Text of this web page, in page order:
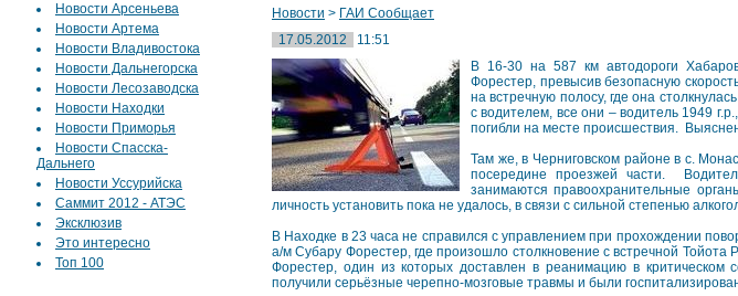
Новости Арсеньева
Новости Артема
Новости Владивостока
Новости Дальнегорска
Новости Лесозаводска
Новости Находки
Новости Приморья
Новости Спасска-
Дальнего
Новости Уссурийска
Саммит 2012 - АТЭС
Эксклюзив
Это интересно
Топ 100
Новости > ГАИ Сообщает
17.05.2012
11:51
В 16-30 на 587 км автодороги
Форестер, превысив безопасную
на встречную полосу, где она
с водителем, все они – водитель 1949
погибли на месте происшествия.
Там же, в Черниговском районе в с.
посередине проезжей части.
занимаются правоохранительные
личность установить пока не удалось, в связи с сильной степенью
В Находке в 23 часа не справился с управлением при прохождении
а/м Субару Форестер, где произошло столкновение с встречной
Форестер, один из которых доставлен в реанимацию в
получили серьёзные черепно-мозговые травмы и были